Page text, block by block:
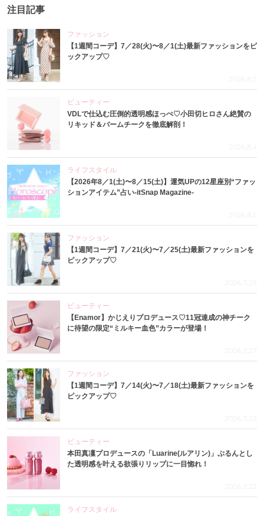
注目記事
ファッション
【1週間コーデ】7／28(火)〜8／1(土)最新ファッションをピ
ックアップ♡
2026.8.5
ビューティー
VDLで仕込む圧倒的透明感ほっぺ♡小田切ヒロさん絶賛の
リキッド＆バームチークを徹底解剖！
2026.8.4
ライフスタイル
【2026年8／1(土)〜8／15(土)】運気UPの12星座別“ファッ
ションアイテム”占い-itSnap Magazine-
2026.8.1
ファッション
【1週間コーデ】7／21(火)〜7／25(土)最新ファッションを
ピックアップ♡
2026.7.29
ビューティー
【Enamor】かじえりプロデュース♡11冠達成の神チーク
に待望の限定“ミルキー血色”カラーが登場！
2026.7.27
ファッション
【1週間コーデ】7／14(火)〜7／18(土)最新ファッションを
ピックアップ♡
2026.7.23
ビューティー
本田真凜プロデュースの「Luarine(ルアリン)」ぷるんとし
た透明感を叶える欲張りリップに一目惚れ！
2026.7.22
ライフスタイル